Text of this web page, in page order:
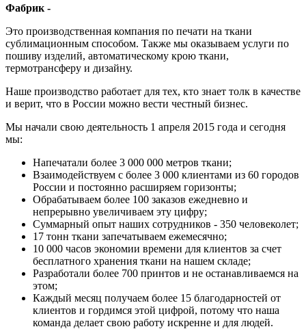
Фабрик -
Это производственная компания по печати на ткани
сублимационным способом. Также мы оказываем услуги по
пошиву изделий, автоматическому крою ткани,
термотрансферу и дизайну.
Наше производство работает для тех, кто знает толк в качестве
и верит, что в России можно вести честный бизнес.
Мы начали свою деятельность 1 апреля 2015 года и сегодня
мы:
Напечатали более 3 000 000 метров ткани;
Взаимодействуем с более 3 000 клиентами из 60 городов
России и постоянно расширяем горизонты;
Обрабатываем более 100 заказов ежедневно и
непрерывно увеличиваем эту цифру;
Суммарный опыт наших сотрудников - 350 человеколет;
17 тонн ткани запечатываем ежемесячно;
10 000 часов экономии времени для клиентов за счет
бесплатного хранения ткани на нашем складе;
Разработали более 700 принтов и не останавливаемся на
этом;
Каждый месяц получаем более 15 благодарностей от
клиентов и гордимся этой цифрой, потому что наша
команда делает свою работу искренне и для людей.